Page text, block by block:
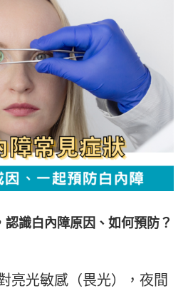
識白內障原因、如何預防？
亮光敏感（畏光），夜間